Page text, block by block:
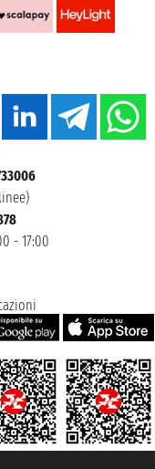
- 17:00